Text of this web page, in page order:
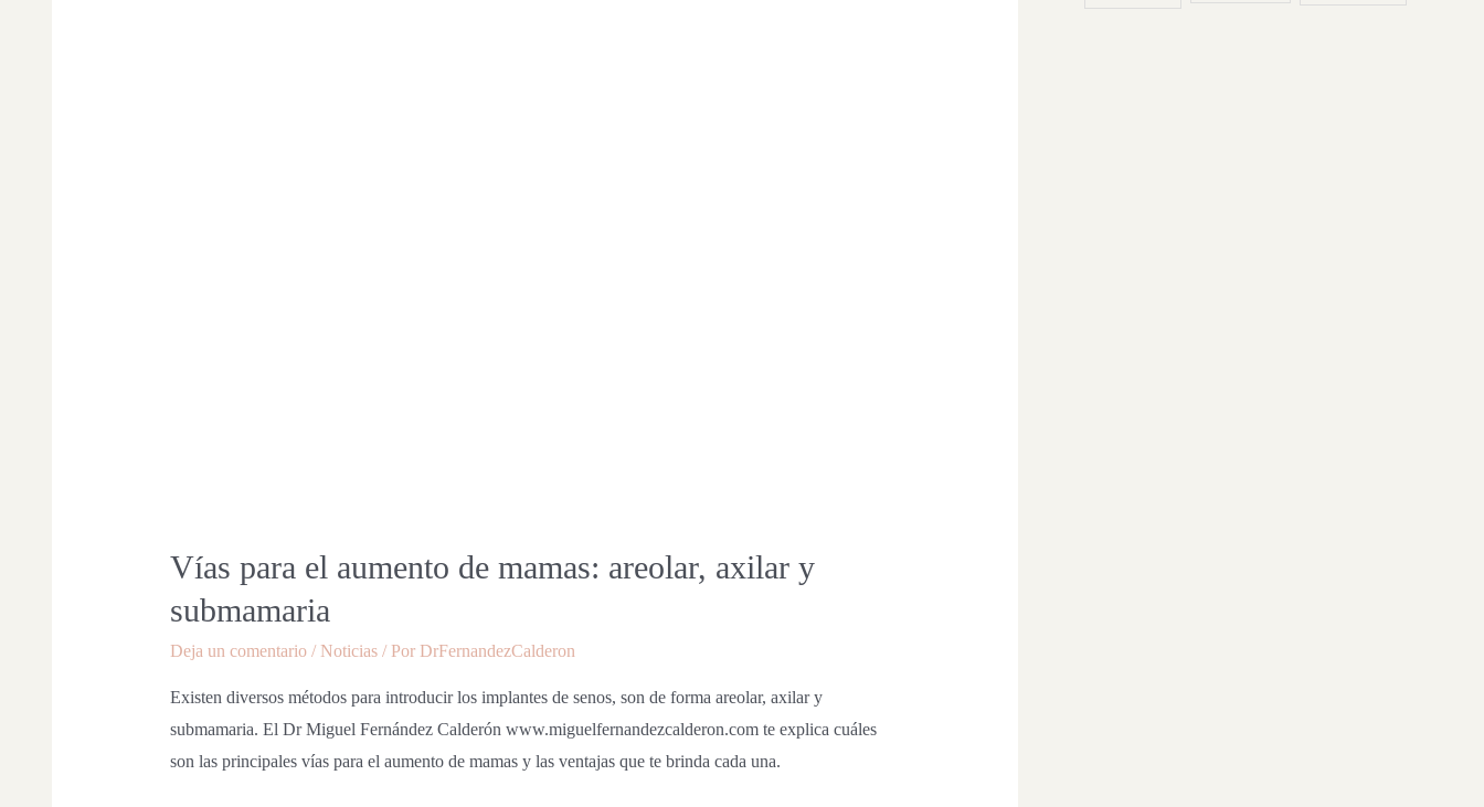
Vías para el aumento de mamas: areolar, axilar y
submamaria
Deja un comentario / Noticias/ Por DrFernandezCalderon
Existen diversos métodos para introducir los implantes de senos, son de forma areolar, axilar y
submamaria. El Dr Miguel Fernández Calderón www.miguelfernandezcalderon.com te explica cuáles
son las principales vías para el aumento de mamas y las ventajas que te brinda cada una.